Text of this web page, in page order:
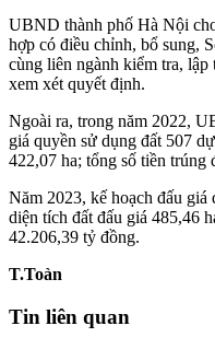
UBND thành phố Hà Nội
hợp có điều chỉnh, bổ sung,
cùng liên ngành kiểm tra,
xem xét quyết định.
Ngoài ra, trong năm 2022,
giá quyền sử dụng đất 507
422,07 ha; tổng số tiền
Năm 2023, kế hoạch đấu
diện tích đất đấu giá 485,46
42.206,39 tỷ đồng.
T.Toàn
Tin liên quan